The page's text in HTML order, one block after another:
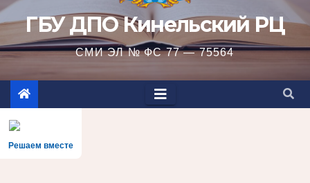
ГБУ ДПО Кинельский РЦ
СМИ ЭЛ № ФС 77 — 75564
Решаем вместе